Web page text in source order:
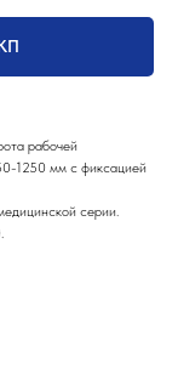
рабочей
1250 мм с фиксацией
серии.